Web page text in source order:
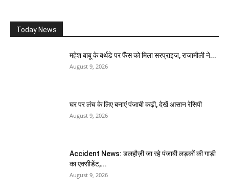
Today News
महेश बाबू के बर्थडे पर फैंस को मिला सरप्राइज, राजामौली ने...
August 9, 2026
घर पर लंच के लिए बनाएं पंजाबी कढ़ी, देखें आसान रेसिपी
August 9, 2026
Accident News: डलहौज़ी जा रहे पंजाबी लड़कों की गाड़ी
का एक्सीडेंट,...
August 9, 2026